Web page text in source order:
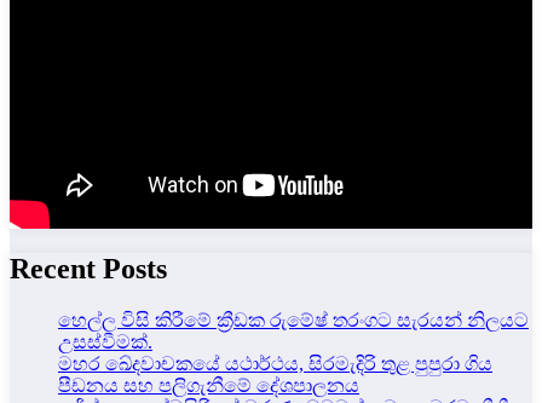
Recent Posts
හෙල්ල විසි කිරීමේ ක්‍රීඩක රුමේෂ් තරංගට සැරයන් නිලයට
උසස්වීමක්.
මහර ඛේදවාචකයේ යථාර්ථය, සිරමැදිරි තුළ පුපුරා ගිය
පීඩනය සහ පලිගැනීමේ දේශපාලනය